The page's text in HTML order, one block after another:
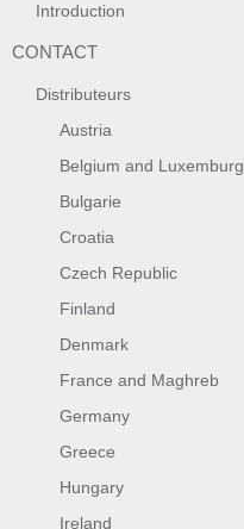
Introduction
CONTACT
Distributeurs
Austria
Belgium and Luxemburg
Bulgarie
Croatia
Czech Republic
Finland
Denmark
France and Maghreb
Germany
Greece
Hungary
Ireland